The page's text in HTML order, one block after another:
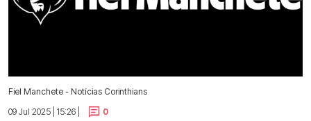
Fiel Manchete - Notícias Corinthians
09 Jul 2025 | 15:26 |
0